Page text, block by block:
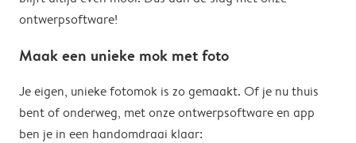
ontwerpsoftware!
Maak een unieke mok met foto
Je eigen, unieke fotomok is zo gemaakt. Of je nu thuis
bent of onderweg, met onze ontwerpsoftware en app
ben je in een handomdraai klaar: